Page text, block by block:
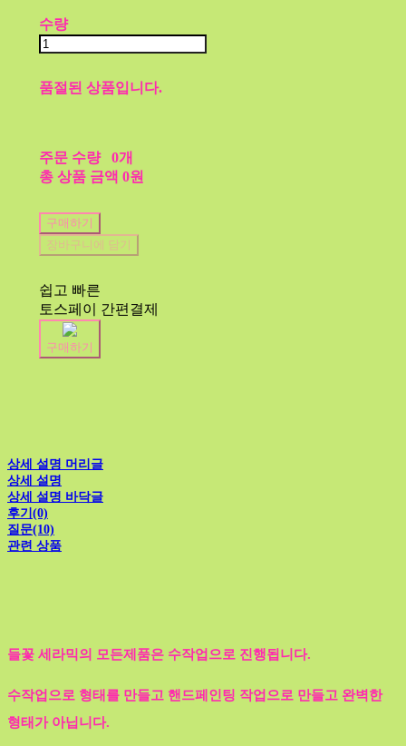
수량
품절된 상품입니다.
주문 수량
0개
총 상품 금액 0원
구매하기
장바구니에 담기
쉽고 빠른
토스페이 간편결제
구매하기
상세 설명 머리글
상세 설명
상세 설명 바닥글
후기(0)
질문(10)
관련 상품
들꽃 세라믹의 모든제품은 수작업으로 진행됩니다.
수작업으로 형태를 만들고 핸드페인팅 작업으로 만들고 완벽한
형태가 아닙니다.